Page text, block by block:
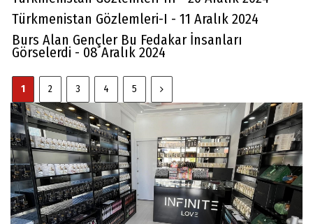
Türkmenistan Gözlemleri-I - 11 Aralık 2024
Burs Alan Gençler Bu Fedakar İnsanları
Görselerdi - 08 Aralık 2024
1 2 3 4 5